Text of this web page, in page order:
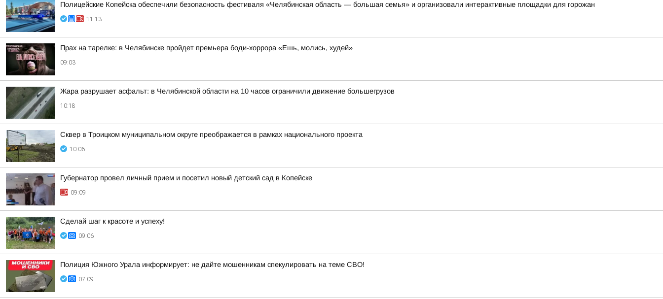
Полицейские Копейска обеспечили безопасность фестиваля «Челябинская область — большая семья» и организовали интерактивные площадки для горожан
11:13
Прах на тарелке: в Челябинске пройдет премьера боди-хоррора «Ешь, молись, худей»
09:03
Жара разрушает асфальт: в Челябинской области на 10 часов ограничили движение большегрузов
10:18
Сквер в Троицком муниципальном округе преображается в рамках национального проекта
10:06
Губернатор провел личный прием и посетил новый детский сад в Копейске
09:09
Сделай шаг к красоте и успеху!
09:06
Полиция Южного Урала информирует: не дайте мошенникам спекулировать на теме СВО!
07:09